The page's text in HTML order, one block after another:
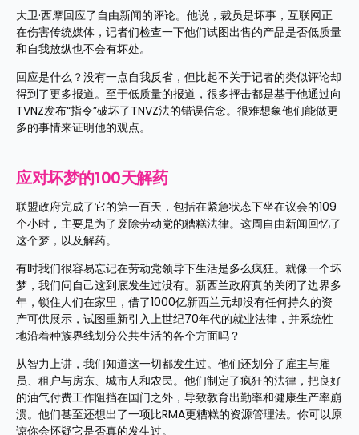
大卫·西摩回应了自由新闻的评论。他说，裁员是坏事，互联网正
在伤害传统媒体，记者们检查一下他们试图出售的产品是否低质量
和自我放纵也不会有坏处。
回应是什么？没有一点自我反省，但比起不关于记者的类似评论却
得到了更多报道。至于低质量的报道，很多抨击都是基于他通过向
TVNZ发布“指令”破坏了TNVZ法的错误信念。很难想象他们能做更
多的事情来证明他的观点。
应对坏梦的100天解药
联盟政府完成了它的第一百天，包括在紧急状态下坐在议会的109
个小时，主要是为了废除劳动党的糟糕法律。这周自由新闻回忆了
这个梦，以及解药。
有时我们很容易忘记在劳动党领导下生活是多么疯狂。就像一个坏
梦，我们问自己这到底发生过没有。新西兰政府真的关闭了边界多
年，锁住人们在家里，借了1000亿新西兰元却没有任何持久的资
产可供展示，试图重新引入上世纪70年代的就业法律，并系统性
地沿着种族界线划分公共生活的各个方面吗？
从智力上讲，我们知道这一切都发生过。他们还划分了雇主与雇
员、租户与房东、城市人和农民。他们制定了疯狂的法律，把良好
的油气付费工作阻挡在国门之外，导致教育出勤率和健康生产率崩
溃。他们甚至还想出了一项比RMA更糟糕的资源管理法。你可以原
谅你会怀疑它是否真的发生过。